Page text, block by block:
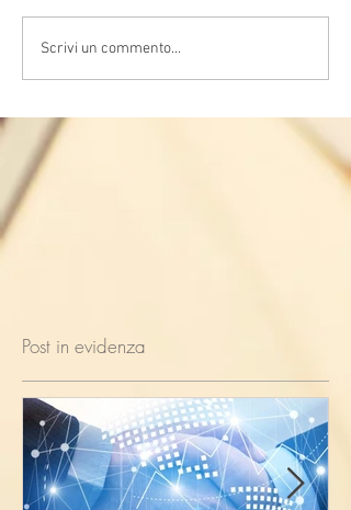
Scrivi un commento...
Post in evidenza